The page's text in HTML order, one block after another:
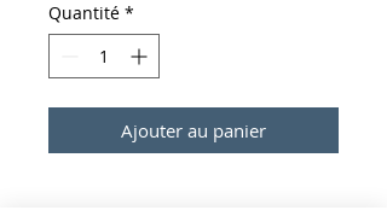
Quantité *
Ajouter au panier